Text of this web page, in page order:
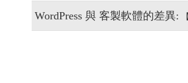
WordPress 與 客製軟體的差異: